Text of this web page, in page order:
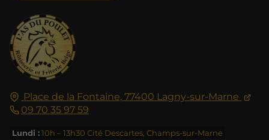
Place de la Fontaine, 77400 Lagny-sur-Marne
09 70 35 97 59
Lundi :10h – 13h30 Cité Descartes, Champs-sur-Marne